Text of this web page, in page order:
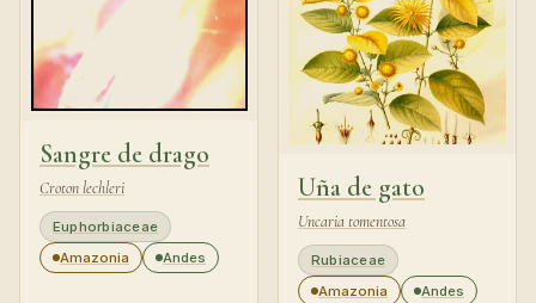
Sangre de drago
Croton lechleri
Euphorbiaceae
Amazonia
Andes
Uña de gato
Uncaria tomentosa
Rubiaceae
Amazonia
Andes